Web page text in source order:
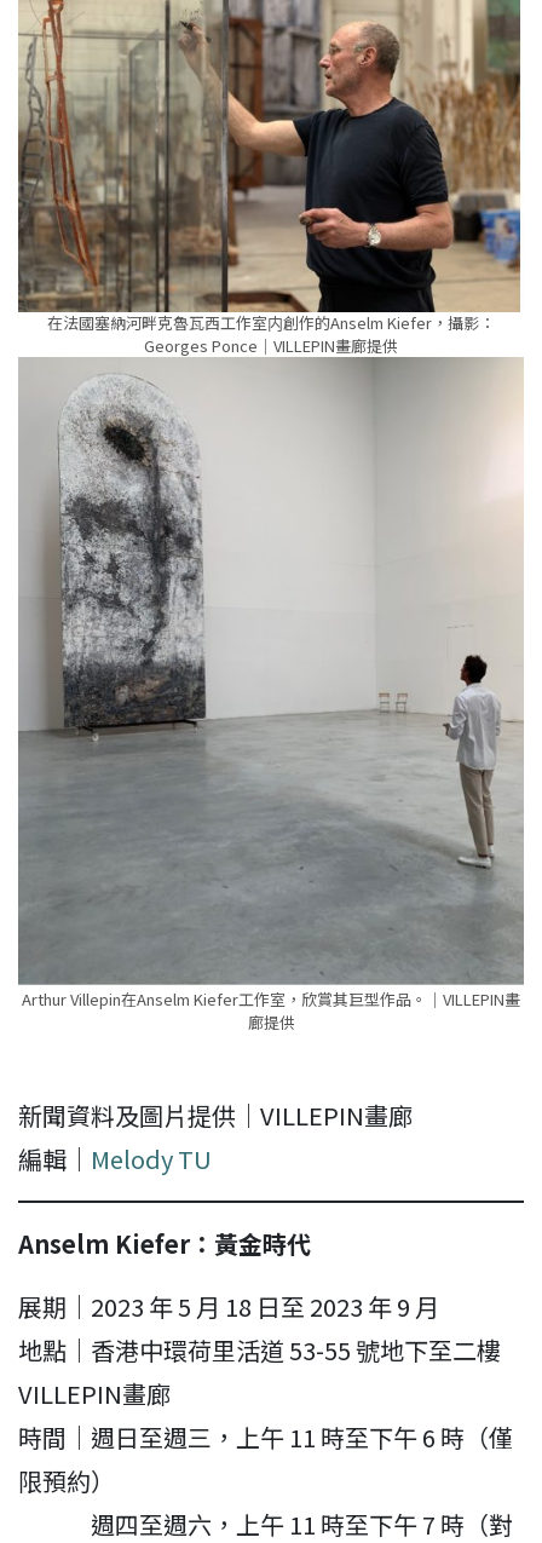
在法國塞納河畔克魯瓦西工作室内創作的Anselm Kiefer，攝影：
Georges Ponce｜VILLEPIN畫廊提供
Arthur Villepin在Anselm Kiefer工作室，欣賞其巨型作品。｜VILLEPIN畫
廊提供
新聞資料及圖片提供｜VILLEPIN畫廊
編輯｜ Melody TU
Anselm Kiefer：黃金時代
展期｜2023 年 5 月 18 日至 2023 年 9 月
地點｜香港中環荷里活道 53-55 號地下至二樓
VILLEPIN畫廊
時間｜週日至週三，上午 11 時至下午 6 時（僅
限預約）
週四至週六，上午 11 時至下午 7 時（對